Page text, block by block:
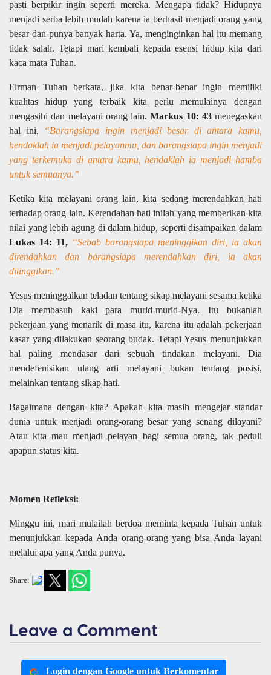
pasti berpikir ingin seperti mereka. Mengapa tidak? Hidupnya
menjadi serba lebih mudah karena ia berhasil menjadi orang yang
besar dan punya banyak harta. Ya, menginginkan hal itu memang
tidak salah. Tetapi mari kembali kepada esensi hidup kita dari
kaca mata Tuhan.
Firman Tuhan berkata, jika kita benar-benar ingin memiliki
kualitas hidup yang terbaik kita perlu memulainya dengan
mengasihi dan melayani orang lain.Markus 10: 43menegaskan
hal ini,
“Barangsiapa ingin menjadi besar di antara kamu,
hendaklah ia menjadi pelayanmu, dan barangsiapa ingin menjadi
yang terkemuka di antara kamu, hendaklah ia menjadi hamba
untuk semuanya.”
Ketika kita melayani orang lain, kita sedang merendahkan hati
terhadap orang lain. Kerendahan hati inilah yang memberikan kita
nilai yang lebih agung di dalam hidup, seperti disampaikan dalam
Lukas 14: 11, “Sebab barangsiapa meninggikan diri, ia akan
direndahkan dan barangsiapa merendahkan diri, ia akan
ditinggikan.”
Yesus meninggalkan teladan tentang sikap melayani sesama ketika
Dia membasuh kaki para murid-murid-Nya. Itu bukanlah
pekerjaan yang menarik di masa itu, karena itu adalah pekerjaan
kasar yang dilakukan seorang budak. Tetapi Yesus menunjukkan
hal paling mendasar dari sebuah tindakan melayani. Dia
mendefenisikan ulang arti melayani bukan tentang posisi,
melainkan tentang sikap hati.
Bagaimana dengan kita? Apakah kita masih mengejar standar
dunia untuk menjadi orang-orang besar yang senang dilayani?
Atau kita mau menjadi pelayan bagi semua orang, tak peduli
apapun status kita.
Momen Refleksi:
Minggu ini, mari mulailah berdoa meminta kepada Tuhan untuk
menunjukkan kepada Anda orang-orang yang bisa Anda layani
melalui apa yang Anda punya.
Share:
Leave a Comment
Login dengan Google untuk Berkomentar